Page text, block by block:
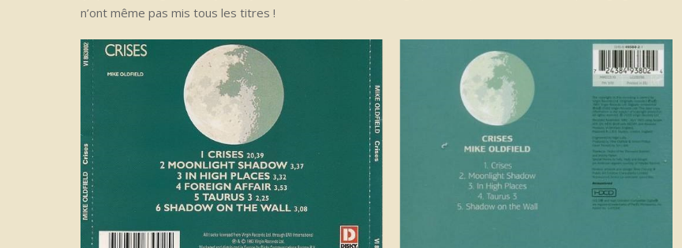
n’ont même pas mis tous les titres !